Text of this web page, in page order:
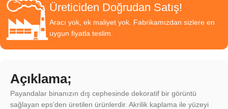
Üreticiden Doğrudan Satış!
Aracı yok, ek maliyet yok. Fabrikamızdan sizlere en
uygun fiyatla teslim.
Açıklama;
Payandalar binanızın dış cephesinde dekoratif bir görüntü
sağlayan eps’den üretilen ürünlerdir. Akrilik kaplama ile yüzeyi